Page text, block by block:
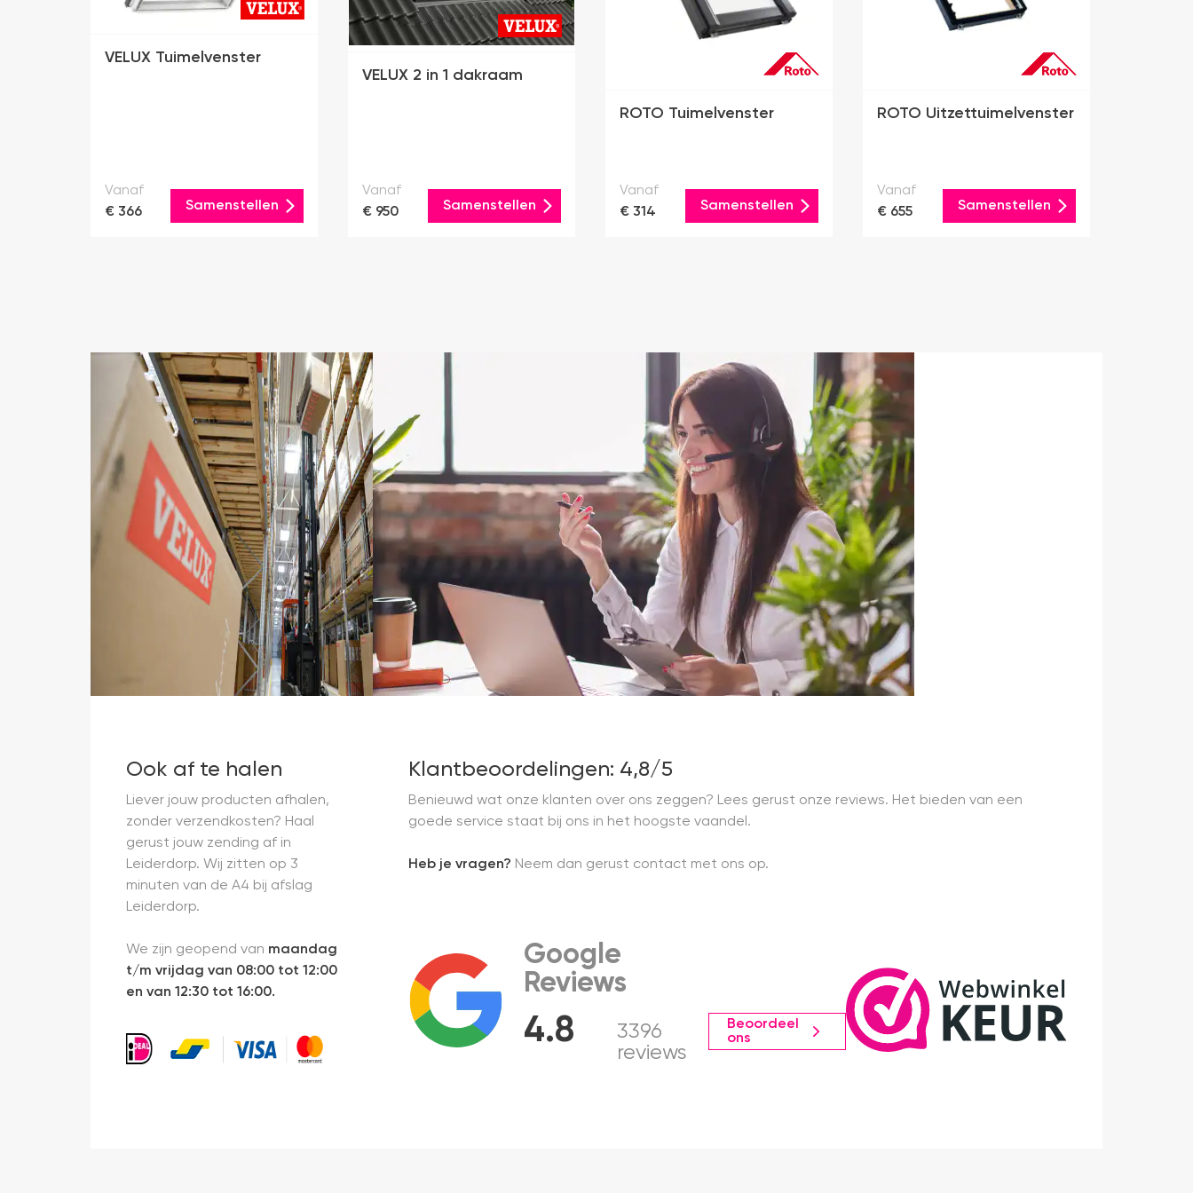
VELUX Tuimelvenster
Vanaf
€ 366
Samenstellen
VELUX 2 in 1 dakraam
Vanaf
€ 950
Samenstellen
ROTO Tuimelvenster
Vanaf
€ 314
Samenstellen
ROTO Uitzettuimelvenster
Vanaf
€ 655
Samenstellen
Ook af te halen
Liever jouw producten afhalen,
zonder verzendkosten? Haal
gerust jouw zending af in
Leiderdorp. Wij zitten op 3
minuten van de A4 bij afslag
Leiderdorp.
We zijn geopend van maandag
t/m vrijdag van 08:00 tot 12:00
en van 12:30 tot 16:00.
Klantbeoordelingen: 4,8/5
Benieuwd wat onze klanten over ons zeggen? Lees gerust onze reviews. Het bieden van een
goede service staat bij ons in het hoogste vaandel.
Heb je vragen? Neem dan gerust contact met ons op.
4.8
Google
Reviews
3396
reviews
Beoordeel
ons